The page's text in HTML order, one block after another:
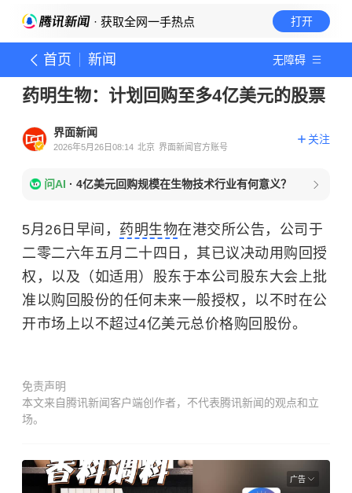
· 获取全网一手热点 打开
首页 新闻 无障碍
药明生物：计划回购至多4亿美元的股票
界面新闻
2026年5月26日08:14 北京 界面新闻官方账号
关注
问AI · 4亿美元回购规模在生物技术行业有何意义？
5月26日早间， 药明生物在港交所公告，公司于
二零二六年五月二十四日，其已议决动用购回授
权，以及（如适用）股东于本公司股东大会上批
准以购回股份的任何未来一般授权，以不时在公
开市场上以不超过4亿美元总价格购回股份。
免责声明
本文来自腾讯新闻客户端创作者，不代表腾讯新闻的观点和立
场。
广告